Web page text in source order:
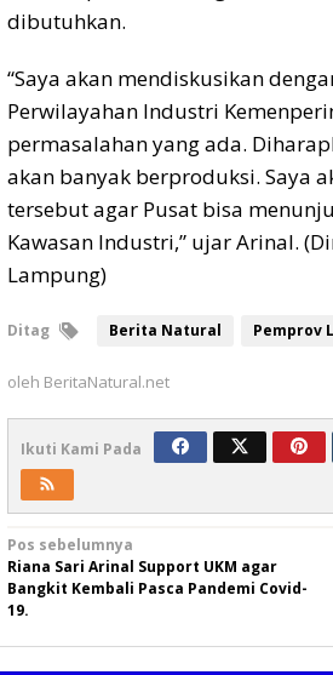
dibutuhkan.
“Saya akan mendiskusikan
Perwilayahan Industri
permasalahan yang ada.
akan banyak berproduksi. Saya
tersebut agar Pusat bisa
Kawasan Industri,” ujar Arinal.
Lampung)
Ditag Berita Natural Pemprov
oleh BeritaNatural.net
Ikuti Kami Pada
Navigasi
pos
Pos sebelumnya
Riana Sari Arinal Support UKM agar
Bangkit Kembali Pasca Pandemi Covid-
19.